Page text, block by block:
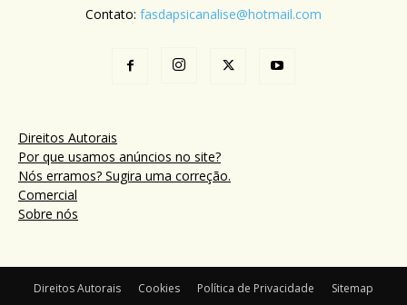
Contato: fasdapsicanalise@hotmail.com
Direitos Autorais
Por que usamos anúncios no site?
Nós erramos? Sugira uma correção.
Comercial
Sobre nós
Direitos Autorais Cookies Política de Privacidade Sitemap